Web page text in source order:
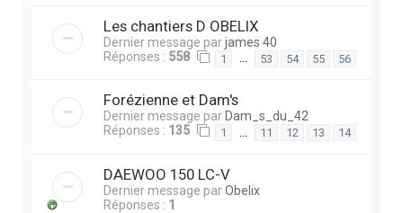
Les chantiers D OBELIX
Dernier message parjames 40
Réponses : 558 1 … 53 54 55 56
Forézienne et Dam's
Dernier message par Dam_s_du_42
Réponses : 135 1 11 12 13 14
DAEWOO 150 LC-V
Dernier message parObelix
Réponses : 1